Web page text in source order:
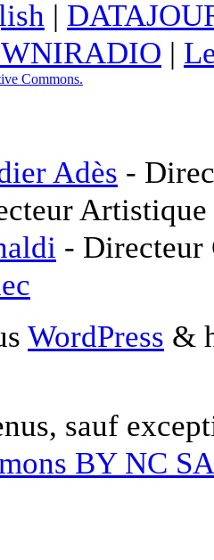
|
|
Commons.
Adès -
-
WordPress &
sauf
BY NC SA